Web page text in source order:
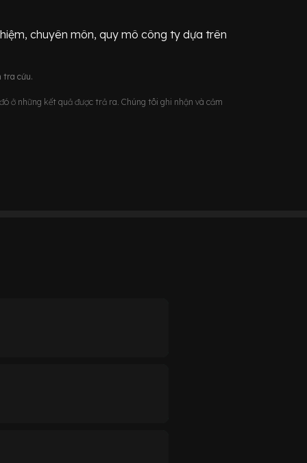
chuyên môn, quy mô công ty dựa trên
tra cứu.
ở những kết quả được trả ra. Chúng tôi ghi nhận và cảm